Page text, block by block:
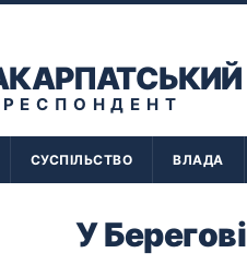
СУСПІЛЬСТВО ВЛАДА
У